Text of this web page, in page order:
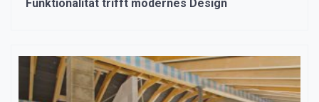
Funktionalität trifft modernes Design